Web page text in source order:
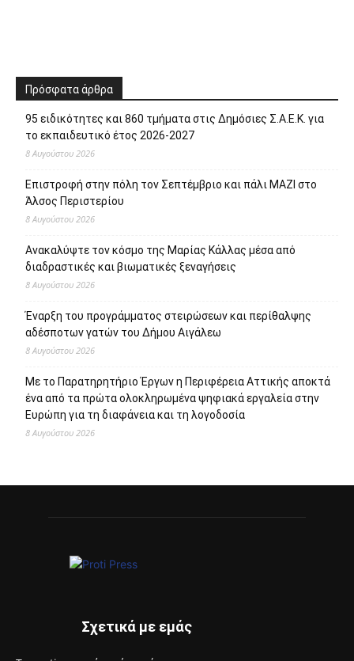
Πρόσφατα άρθρα
95 ειδικότητες και 860 τμήματα στις Δημόσιες Σ.Α.Ε.Κ. για
το εκπαιδευτικό έτος 2026-2027
8 Αυγούστου 2026
Επιστροφή στην πόλη τον Σεπτέμβριο και πάλι ΜΑΖΙ στο
Άλσος Περιστερίου
8 Αυγούστου 2026
Ανακαλύψτε τον κόσμο της Μαρίας Κάλλας μέσα από
διαδραστικές και βιωματικές ξεναγήσεις
8 Αυγούστου 2026
Έναρξη του προγράμματος στειρώσεων και περίθαλψης
αδέσποτων γατών του Δήμου Αιγάλεω
8 Αυγούστου 2026
Με το Παρατηρητήριο Έργων η Περιφέρεια Αττικής αποκτά
ένα από τα πρώτα ολοκληρωμένα ψηφιακά εργαλεία στην
Ευρώπη για τη διαφάνεια και τη λογοδοσία
8 Αυγούστου 2026
Σχετικά με εμάς